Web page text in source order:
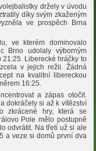
držely v úvodu
díky svým zkaženým
ve prospěch Brna
ve kterém dominovalo
Brno udolaly výborným
21:25. Liberecké hráčky to
v jejich režii. Žádná
na kvalitní libereckou
16:25.
a zápas otočit.
dokráčely si až k vítězství
zkrácené hry, která se
Pole mělo postupně
odvrátit. Na třetí už si ale
a veze si domů první dva